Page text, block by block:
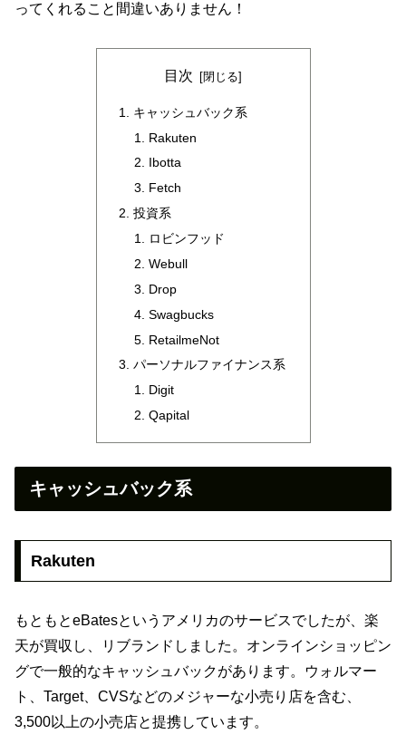
ってくれること間違いありません！
目次
キャッシュバック系
Rakuten
Ibotta
Fetch
投資系
ロビンフッド
Webull
Drop
Swagbucks
RetailmeNot
パーソナルファイナンス系
Digit
Qapital
キャッシュバック系
Rakuten
もともとeBatesというアメリカのサービスでしたが、楽
天が買収し、リブランドしました。オンラインショッピン
グで一般的なキャッシュバックがあります。ウォルマー
ト、Target、CVSなどのメジャーな小売り店を含む、
3,500以上の小売店と提携しています。